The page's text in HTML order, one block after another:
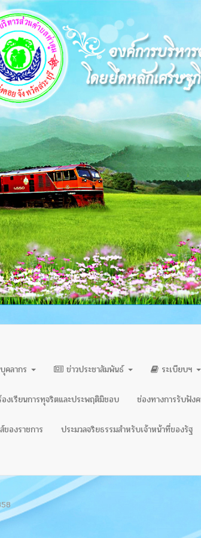
บุคลากร ข่าวประชาสัมพันธ์ ระเบียบฯ
องเรียนการทุจริตและประพฤติมิชอบ ช่องทางการรับฟัง
ของราชการ ประมวลจริยธรรมสำหรับเจ้าหน้าที่ของรัฐ